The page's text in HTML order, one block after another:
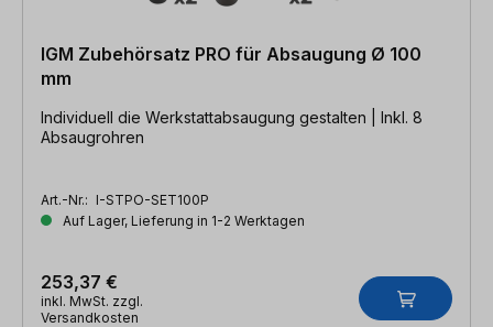
IGM Zubehörsatz PRO für Absaugung Ø 100
mm
Individuell die Werkstattabsaugung gestalten | Inkl. 8
Absaugrohren
Art.-Nr.: I-STPO-SET100P
Auf Lager, Lieferung in 1-2 Werktagen
253,37 €
inkl. MwSt. zzgl.
Versandkosten